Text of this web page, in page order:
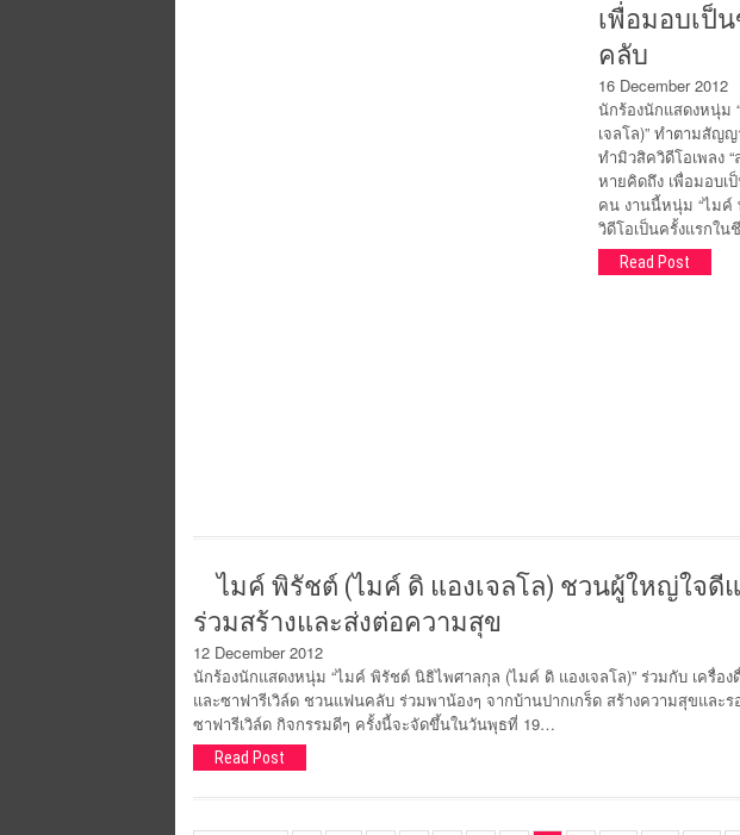
เพื่อมอบเป็
คลับ
16 December 2012
นักร้องนักแสดงหนุ่ม
เจลโล)” ทำตามสัญ
ทำมิวสิควิดีโอเพลง
หายคิดถึง เพื่อมอบเ
คน งานนี้หนุ่ม “ไมค์
วิดีโอเป็นครั้งแรกใน
Read Post
ไมค์ พิรัชต์ (ไมค์ ดิ แองเจลโล) ชวนผู้ใหญ่ใจ
ร่วมสร้างและส่งต่อความสุข
12 December 2012
นักร้องนักแสดงหนุ่ม “ไมค์ พิรัชต์ นิธิไพศาลกุล (ไมค์ ดิ แองเจลโล)” ร่วมกับ เครื่อ
และซาฟารีเวิล์ด ชวนแฟนคลับ ร่วมพาน้องๆ จากบ้านปากเกร็ด สร้างความสุขแล
ซาฟารีเวิล์ด กิจกรรมดีๆ ครั้งนี้จะจัดขึ้นในวันพุธที่ 19…
Read Post